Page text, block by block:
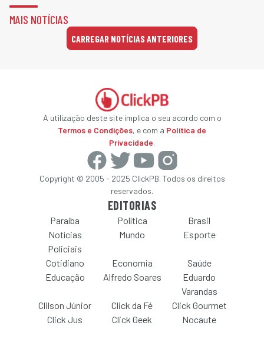
MAIS NOTÍCIAS
CARREGAR NOTÍCIAS ANTERIORES
A utilização deste site implica o seu acordo com o
Termos e Condições, e com a Política de
Privacidade.
Copyright © 2005 - 2025 ClickPB. Todos os direitos
reservados.
EDITORIAS
Paraíba Política
Brasil
Notícias
Policiais
Mundo Esporte
Cotidiano Economia
Saúde
Educação
Alfredo Soares
Eduardo
Varandas
Clilson Júnior
Click da Fé
Click Gourmet
Click Jus
Click Geek Nocaute